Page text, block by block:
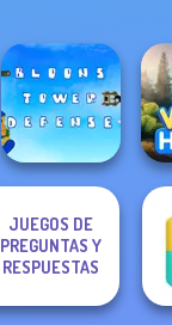
Bloons Tower
Defense
JUEGOS DE
PREGUNTAS Y
RESPUESTAS